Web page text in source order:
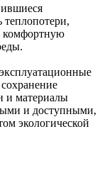
теплопотери,
комфортную
и материалы
и доступными,
экологической